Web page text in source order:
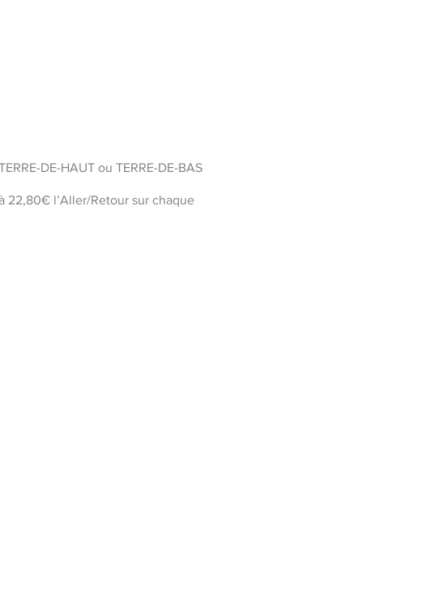
DE-HAUT ou TERRE-DE-BAS
22,80€ l’Aller/Retour sur chaque